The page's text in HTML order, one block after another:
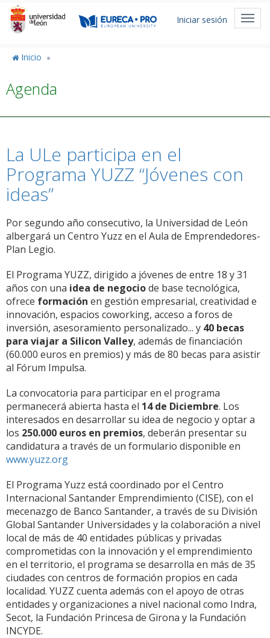
Pasar
contenido
Menú
Iniciar sesión
Inicio
Agenda
La ULe participa en el
Programa YUZZ “Jóvenes con
ideas”
Por segundo año consecutivo, la Universidad de León
albergará un Centro Yuzz en el Aula de Emprendedores-
Plan Legio.
El Programa YUZZ, dirigido a jóvenes de entre 18 y 31
años con una idea de negociode base tecnológica,
ofrece formación en gestión empresarial, creatividad e
innovación, espacios coworking, acceso a foros de
inversión, asesoramiento personalizado... y 40 becas
para viajar a Silicon Valley, además de financiación
(60.000 euros en premios) y más de 80 becas para asistir
al Fórum Impulsa.
La convocatoria para participar en el programa
permanecerá abierta hasta el 14 de Diciembre. Los
interesados en desarrollar su idea de negocio y optar a
los 250.000 euros en premios, deberán presentar su
candidatura a través de un formulario disponible en
www.yuzz.org
El Programa Yuzz está coordinado por el Centro
Internacional Santander Emprendimiento (CISE), con el
mecenazgo de Banco Santander, a través de su División
Global Santander Universidades y la colaboración a nivel
local de más de 40 entidades públicas y privadas
comprometidas con la innovación y el emprendimiento
en el territorio, el programa se desarrolla en más de 35
ciudades con centros de formación propios en cada
localidad. YUZZ cuenta además con el apoyo de otras
entidades y organizaciones a nivel nacional como Indra,
Secot, la Fundación Princesa de Girona y la Fundación
INCYDE.